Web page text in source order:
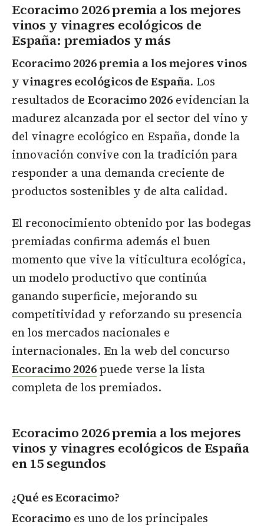
Ecoracimo 2026 premia a los mejores
vinos y vinagres ecológicos de
España: premiados y más
Ecoracimo 2026 premia a los mejores vinos
y vinagres ecológicos de España. Los
resultados de Ecoracimo 2026 evidencian la
madurez alcanzada por el sector del vino y
del vinagre ecológico en España, donde la
innovación convive con la tradición para
responder a una demanda creciente de
productos sostenibles y de alta calidad.
El reconocimiento obtenido por las bodegas
premiadas confirma además el buen
momento que vive la viticultura ecológica,
un modelo productivo que continúa
ganando superficie, mejorando su
competitividad y reforzando su presencia
en los mercados nacionales e
internacionales. En la web del concurso
Ecoracimo 2026puede verse la lista
completa de los premiados.
Ecoracimo 2026 premia a los mejores
vinos y vinagres ecológicos de España
en 15 segundos
¿Qué es Ecoracimo?
Ecoracimo es uno de los principales